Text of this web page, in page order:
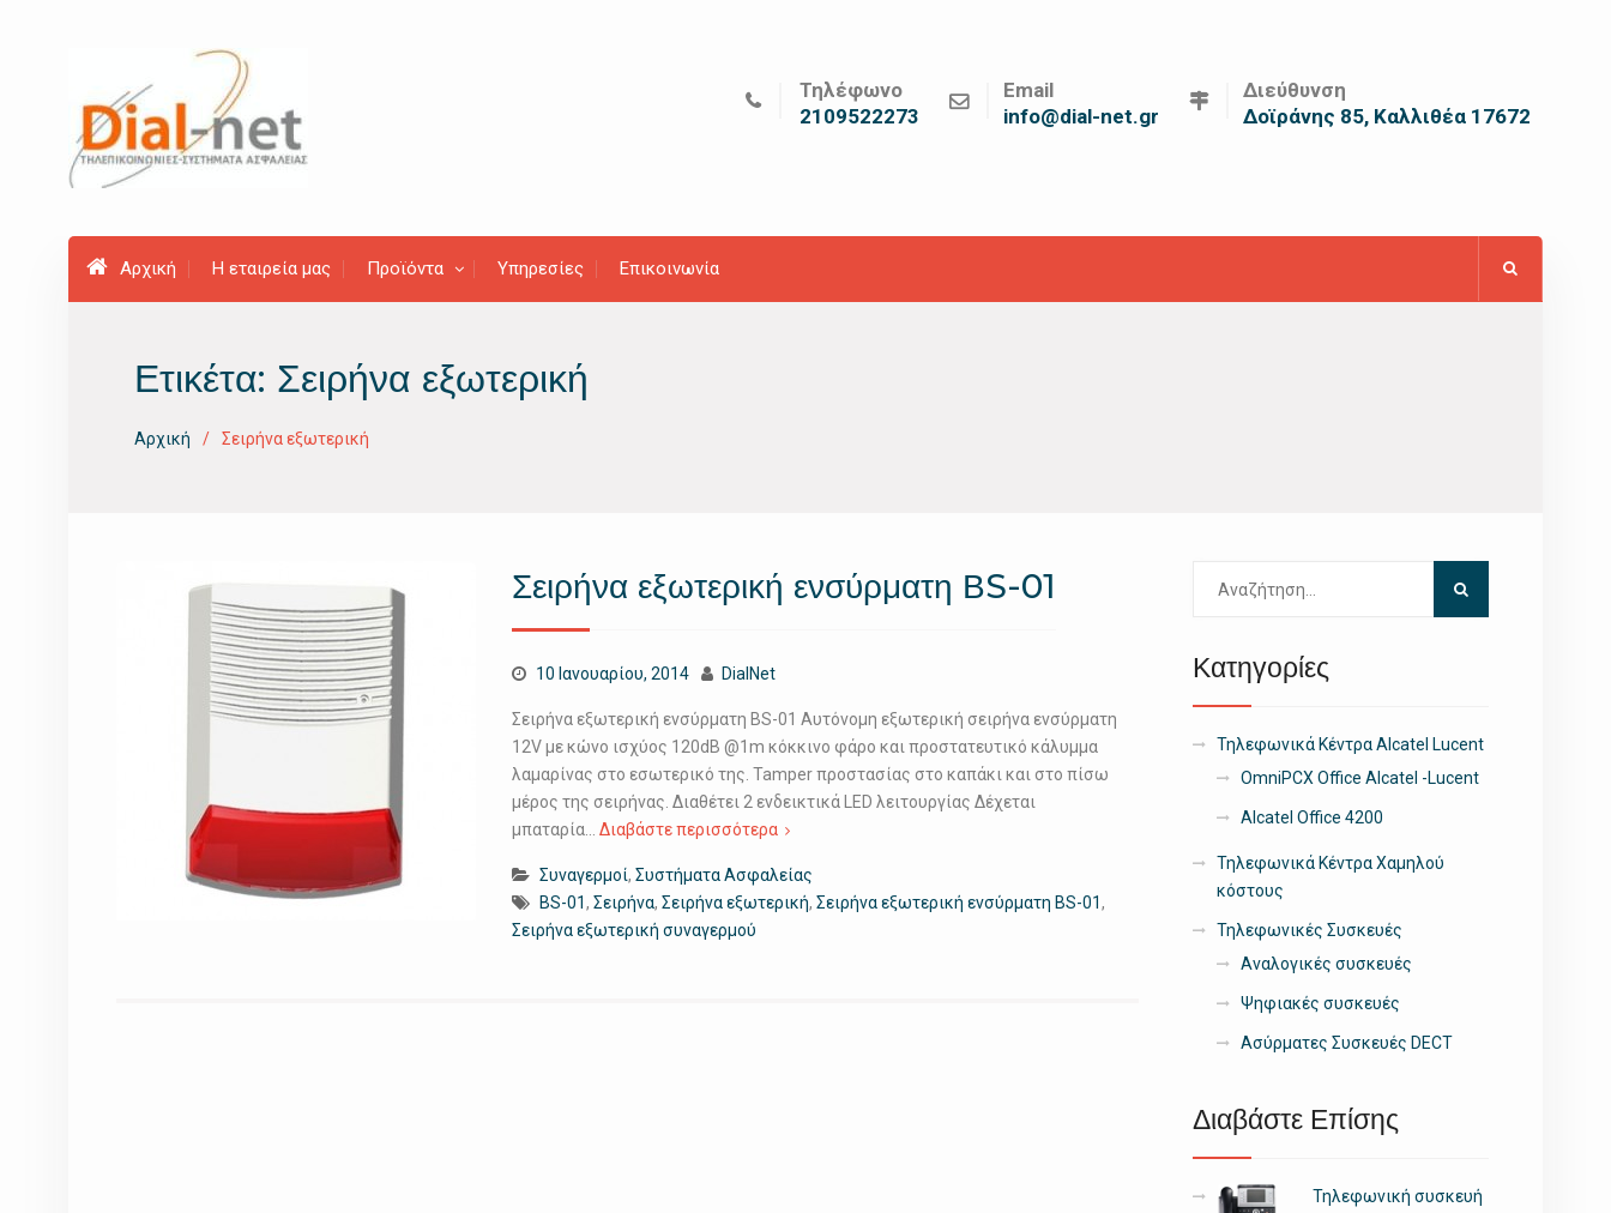
Τηλέφωνο
2109522273
Email
info@dial-net.gr
Διεύθυνση
Δοϊράνης 85, Καλλιθέα 17672
Αρχική Η εταιρεία μας Προϊόντα Υπηρεσίες Επικοινωνία
Ετικέτα: Σειρήνα εξωτερική
Αρχική Σειρήνα εξωτερική
Σειρήνα εξωτερική ενσύρματη ΒS-01
10 Ιανουαρίου, 2014 DialNet
Σειρήνα εξωτερική ενσύρματη ΒS-01 Αυτόνομη εξωτερική σειρήνα ενσύρματη
12V με κώνο ισχύος 120dB @1m κόκκινο φάρο και προστατευτικό κάλυμμα
λαμαρίνας στο εσωτερικό της. Tamper προστασίας στο καπάκι και στο πίσω
μέρος της σειρήνας. Διαθέτει 2 ενδεικτικά LED λειτουργίας Δέχεται
μπαταρία… Διαβάστε περισσότερα
Συναγερμοί, Συστήματα Ασφαλείας
ΒS-01, Σειρήνα, Σειρήνα εξωτερική, Σειρήνα εξωτερική ενσύρματη ΒS-01,
Σειρήνα εξωτερική συναγερμού
για:
Κατηγορίες
Τηλεφωνικά Κέντρα Alcatel Lucent
OmniPCX Office Alcatel -Lucent
Alcatel Office 4200
Τηλεφωνικά Κέντρα Χαμηλού
κόστους
Τηλεφωνικές Συσκευές
Αναλογικές συσκευές
Ψηφιακές συσκευές
Ασύρματες Συσκευές DECT
Διαβάστε Επίσης
Τηλεφωνική συσκευή